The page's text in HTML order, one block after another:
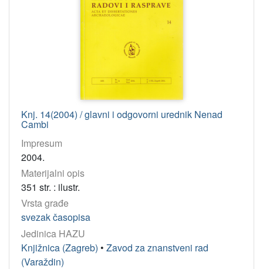
Knj. 14(2004) / glavni i odgovorni urednik Nenad
Cambi
Impresum
2004.
Materijalni opis
351 str. : ilustr.
Vrsta građe
svezak časopisa
Jedinica HAZU
Knjižnica (Zagreb) • Zavod za znanstveni rad
(Varaždin)